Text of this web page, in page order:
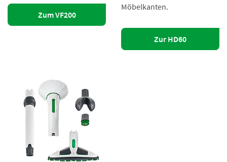
Zum VF200
Möbelkanten.
Zur HD60